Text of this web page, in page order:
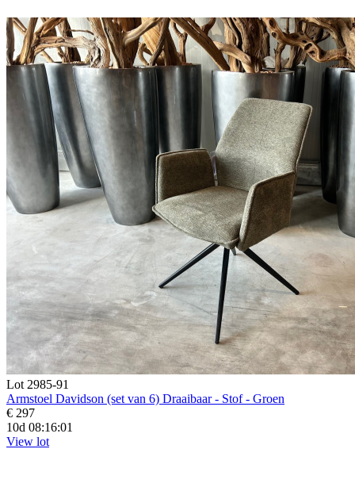
Lot 2985-91
Armstoel Davidson (set van 6) Draaibaar - Stof - Groen
€ 297
10d 08:15:59
View lot